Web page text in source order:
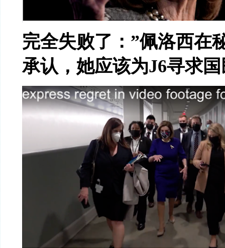
完全失败了：”佩洛西在
承认，她应该为J6寻求